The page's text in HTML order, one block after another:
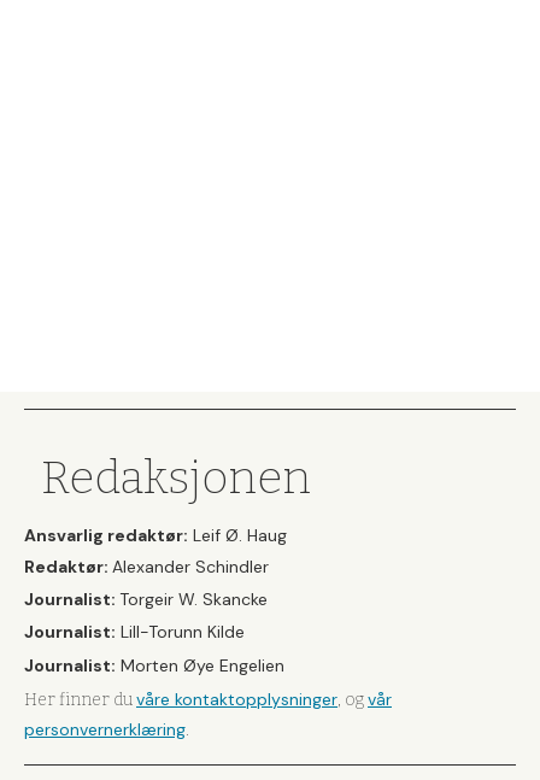
Redaksjonen
Ansvarlig redaktør: Leif Ø. Haug
Redaktør: Alexander Schindler
Journalist: Torgeir W. Skancke
Journalist: Lill-Torunn Kilde
Journalist: Morten Øye Engelien
Her finner duvåre kontaktopplysninger, ogvår
personvernerklæring.